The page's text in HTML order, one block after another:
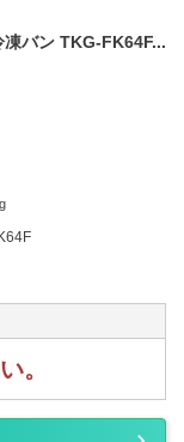
バン TKG-FK64F...
。